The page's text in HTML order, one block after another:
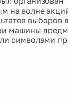
на волне
выборов
машины
символами